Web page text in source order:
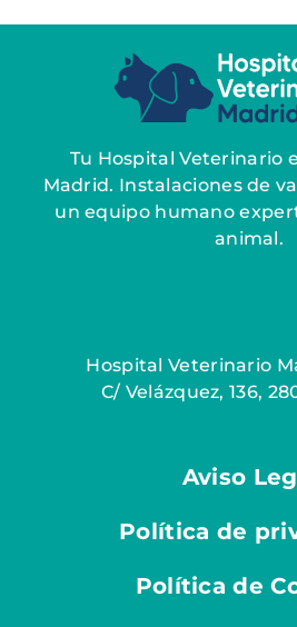
Tu Hospital Veterinario
Madrid. Instalaciones de
un equipo humano
animal.
Hospital Veterinario
C/ Velázquez, 136,
Aviso
Política de
Política de